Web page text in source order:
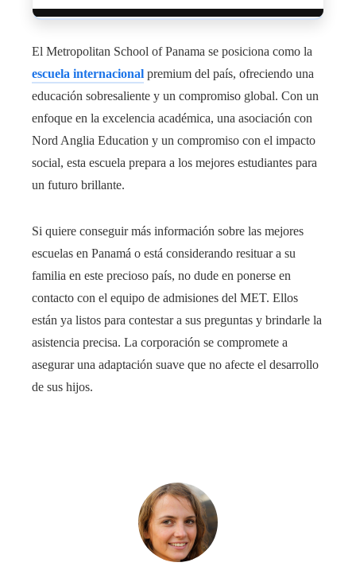
El Metropolitan School of Panama se posiciona como la
escuela internacional premium del país, ofreciendo una
educación sobresaliente y un compromiso global. Con un
enfoque en la excelencia académica, una asociación con
Nord Anglia Education y un compromiso con el impacto
social, esta escuela prepara a los mejores estudiantes para
un futuro brillante.
Si quiere conseguir más información sobre las mejores
escuelas en Panamá o está considerando resituar a su
familia en este precioso país, no dude en ponerse en
contacto con el equipo de admisiones del MET. Ellos
están ya listos para contestar a sus preguntas y brindarle la
asistencia precisa. La corporación se compromete a
asegurar una adaptación suave que no afecte el desarrollo
de sus hijos.